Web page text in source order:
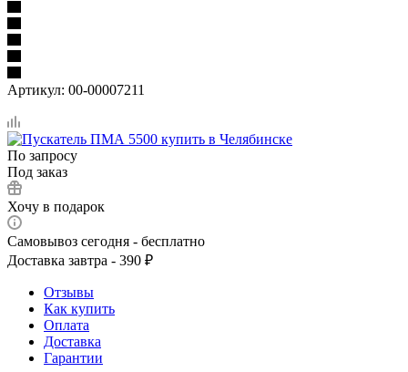
Артикул: 00-00007211
По запросу
Под заказ
Хочу в подарок
Самовывоз сегодня - бесплатно
Доставка завтра - 390 ₽
Отзывы
Как купить
Оплата
Доставка
Гарантии